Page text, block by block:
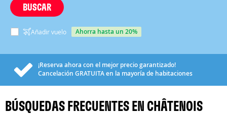
BUSCAR
Añadir vuelo ahorra hasta un 20%
¡Reserva ahora con el mejor precio garantizado!
Cancelación GRATUITAen la mayoría de habitaciones
BÚSQUEDAS FRECUENTES EN CHÂTENOIS